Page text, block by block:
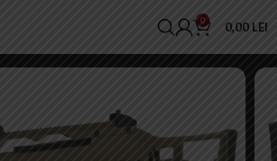
0 0,00 LEI